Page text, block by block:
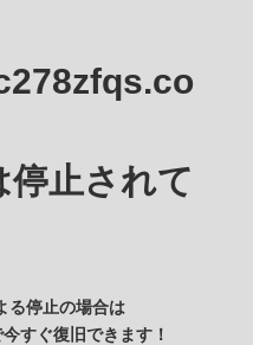
停止されて
る停止の場合は
すぐ復旧できます！